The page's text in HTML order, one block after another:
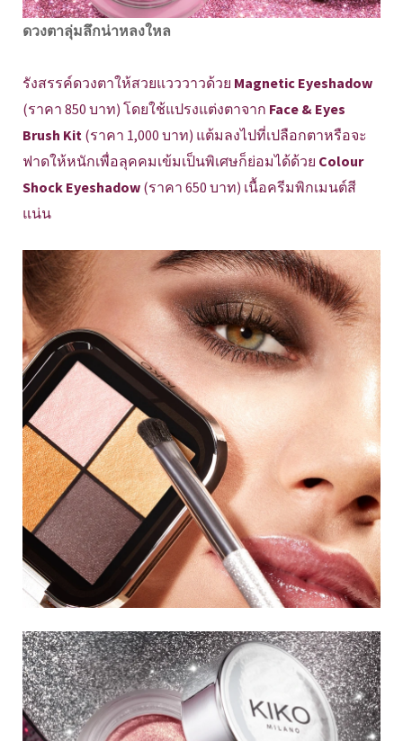
ดวงตาลุ่มลึกน่าหลงใหล
รังสรรค์ดวงตาให้สวยแวววาวด้วย Magnetic Eyeshadow
(ราคา 850 บาท) โดยใช้แปรงแต่งตาจาก Face & Eyes
Brush Kit (ราคา 1,000 บาท) แต้มลงไปที่เปลือกตาหรือจะ
ฟาดให้หนักเพื่อลุคคมเข้มเป็นพิเศษก็ย่อมได้ด้วย Colour
Shock Eyeshadow (ราคา 650 บาท) เนื้อครีมพิกเมนต์สี
แน่น